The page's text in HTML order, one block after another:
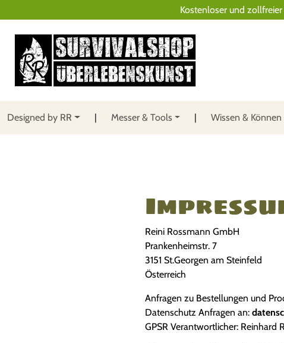
Kostenloser und
Designed by RR Messer & Tools Wissen & Können
Reini Rossmann GmbH
Prankenheimstr. 7
3151 St.Georgen am Steinfeld
Österreich
Anfragen zu Bestellungen und
Datenschutz Anfragen an:
GPSR Verantwortlicher: Reinhard